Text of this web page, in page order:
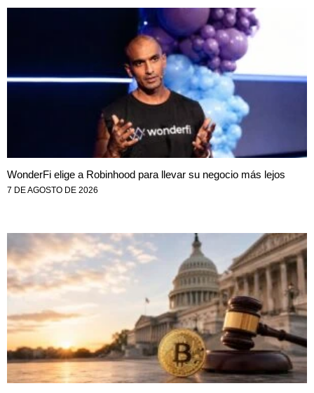
WonderFi elige a Robinhood para llevar su negocio más lejos
7 DE AGOSTO DE 2026